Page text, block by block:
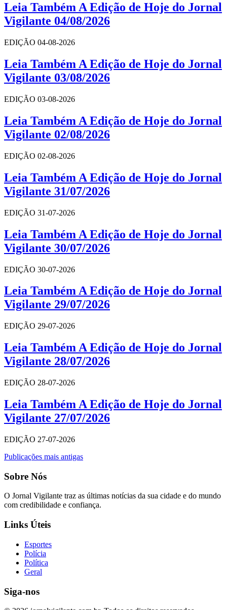
Leia Também A Edição de Hoje do Jornal
Vigilante 04/08/2026
EDIÇÃO 04-08-2026
Leia Também A Edição de Hoje do Jornal
Vigilante 03/08/2026
EDIÇÃO 03-08-2026
Leia Também A Edição de Hoje do Jornal
Vigilante 02/08/2026
EDIÇÃO 02-08-2026
Leia Também A Edição de Hoje do Jornal
Vigilante 31/07/2026
EDIÇÃO 31-07-2026
Leia Também A Edição de Hoje do Jornal
Vigilante 30/07/2026
EDIÇÃO 30-07-2026
Leia Também A Edição de Hoje do Jornal
Vigilante 29/07/2026
EDIÇÃO 29-07-2026
Leia Também A Edição de Hoje do Jornal
Vigilante 28/07/2026
EDIÇÃO 28-07-2026
Leia Também A Edição de Hoje do Jornal
Vigilante 27/07/2026
EDIÇÃO 27-07-2026
Navegação
por
Publicações mais antigas
Sobre Nós
O Jornal Vigilante traz as últimas notícias da sua cidade e do mundo
com credibilidade e confiança.
Links Úteis
Esportes
Polícia
Política
Geral
Siga-nos